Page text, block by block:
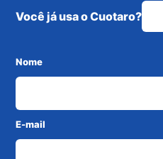
Você já usa o Cuotaro?
Nome
E-mail